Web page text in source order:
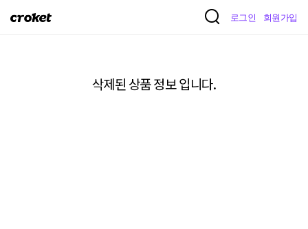
크
로그인 회원가입
삭제된 상품 정보 입니다.